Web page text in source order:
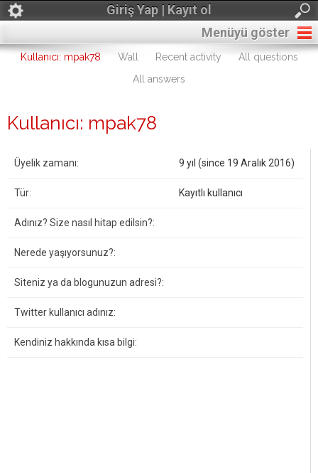
Giriş Yap | Kayıt ol
Menüyü göster
Kullanıcı: mpak78 Wall Recent activity
All questions
All answers
Kullanıcı: mpak78
Üyelik zamanı: 9 yıl (since 19 Aralık 2016)
Tür: Kayıtlı kullanıcı
Adınız? Size nasıl hitap edilsin?:
Nerede yaşıyorsunuz?:
Siteniz ya da blogunuzun adresi?:
Twitter kullanıcı adınız:
Kendiniz hakkında kısa bilgi: